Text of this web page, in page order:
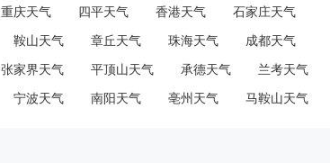
重庆天气 四平天气 香港天气 石家庄天气
鞍山天气 章丘天气 珠海天气 成都天气
张家界天气 平顶山天气 承德天气 兰考天气
宁波天气 南阳天气 亳州天气 马鞍山天气